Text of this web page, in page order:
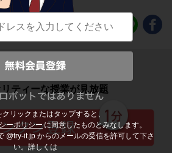
リックまたはタップすると、
ーポリシー に同意したものとみなします。
@try-it.jp からのメールの受信を許可して下さ
い。詳しくは
強から大人の学び直しまで
ティーな授業が見放題